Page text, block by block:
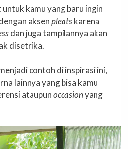
kamu yang baru ingin
dengan aksenpleatskarena
dan juga tampilannya akan
disetrika.
contoh di inspirasi ini,
lainnya yang bisa kamu
ataupunoccasionyang